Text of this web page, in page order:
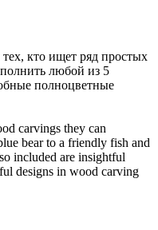
кто ищет ряд простых
любой из 5
полноцветные
carvings they can
bear to a friendly fish and
included are insightful
designs in wood carving